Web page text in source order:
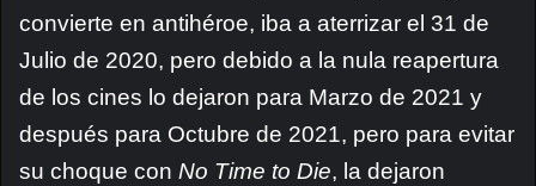
convierte en antihéroe, iba a aterrizar el 31 de
Julio de 2020, pero debido a la nula reapertura
de los cines lo dejaron para Marzo de 2021 y
después para Octubre de 2021, pero para evitar
su choque con No Time to Die, la dejaron